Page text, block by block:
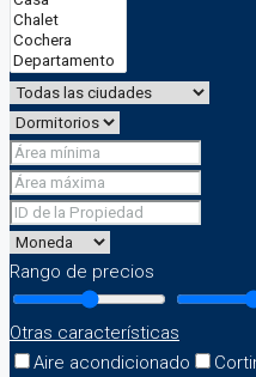
Rango de precios
Otras características
Aire acondicionado